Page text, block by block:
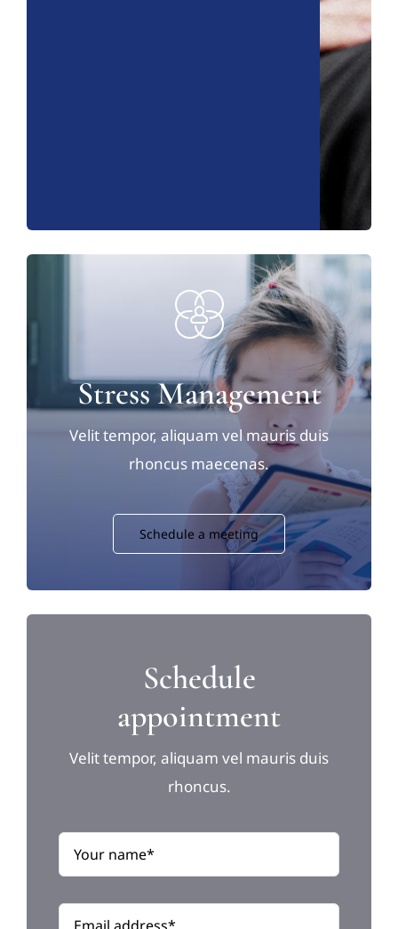
Stress Management
Velit tempor, aliquam vel mauris duis
rhoncus maecenas.
Schedule a meeting
Schedule
appointment
Velit tempor, aliquam vel mauris duis
rhoncus.